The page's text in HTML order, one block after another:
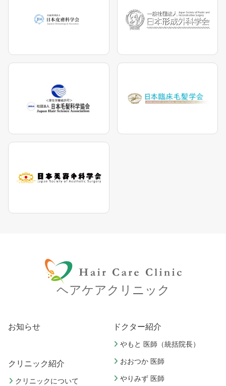
ヘアケアクリニック
お知らせ
クリニック紹介
クリニックについて
ドクター紹介
やもと 医師（統括院長）
おおつか 医師
やりみず 医師